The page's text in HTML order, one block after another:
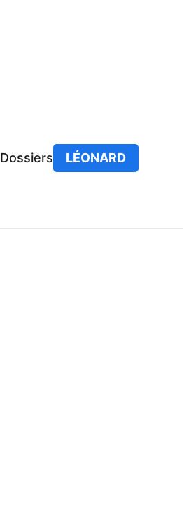
Dossiers LÉONARD